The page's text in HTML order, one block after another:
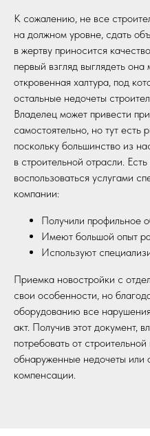
К сожалению, не все
на должном уровне, сдать
в жертву приносится
первый взгляд выглядеть
откровенная халтура, под
остальные недочеты
Владелец может привести
самостоятельно, но тут есть
поскольку большинство из
в строительной отрасли.
воспользоваться услугами
компании:
Получили профильное
Имеют большой опыт
Используют
Приемка новостройки с
свои особенности, но
оборудованию все
акт. Получив этот документ,
потребовать от
обнаруженные недочеты или
компенсации.